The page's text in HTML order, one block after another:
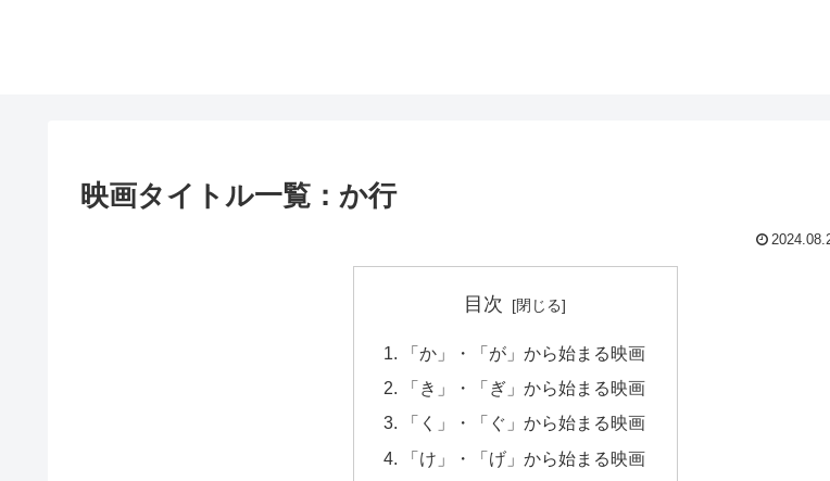
映画タイトル一覧：か行
目次
「か」・「が」から始まる映画
「き」・「ぎ」から始まる映画
「く」・「ぐ」から始まる映画
「け」・「げ」から始まる映画